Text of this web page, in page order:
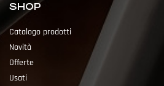
SHOP
Catalogo prodotti
Novità
Offerte
Usati